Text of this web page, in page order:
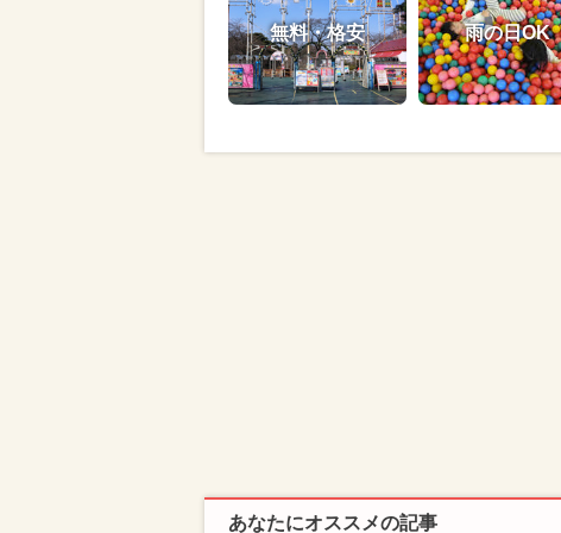
無料・格安 雨の日OK
あなたにオススメの記事